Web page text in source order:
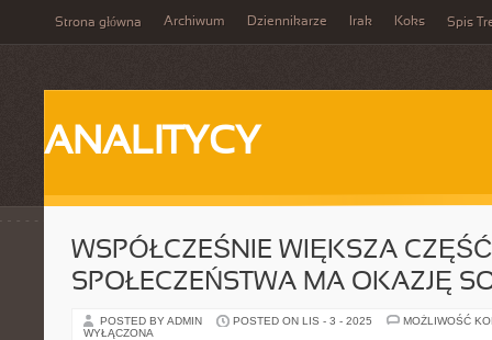
Strona główna Archiwum Dziennikarze Irak Koks Spis
ANALITYCY
WSPÓŁCZEŚNIE WIĘKSZA CZĘŚĆ
SPOŁECZEŃSTWA MA OKAZJĘ
POSTED BY ADMIN POSTED ON LIS - 3 - 2025
MOŻLIWOŚĆ
WYŁĄCZONA